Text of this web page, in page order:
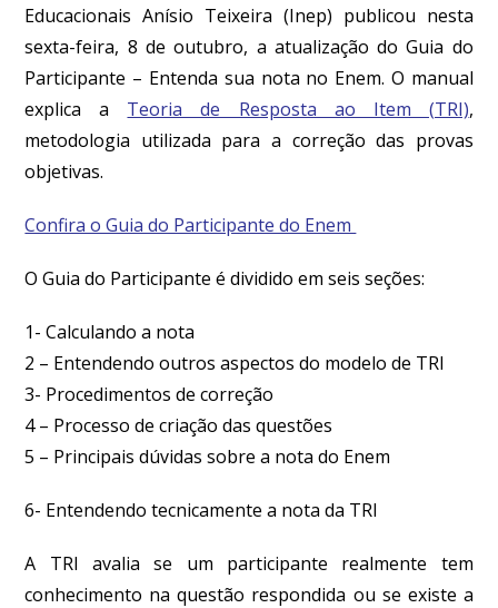
Educacionais Anísio Teixeira (Inep) publicou nesta
sexta-feira, 8 de outubro, a atualização do Guia do
Participante – Entenda sua nota no Enem. O manual
explica a Teoria de Resposta ao Item (TRI),
metodologia utilizada para a correção das provas
objetivas.
Confira o Guia do Participante do Enem
O Guia do Participante é dividido em seis seções:
1- Calculando a nota
2 – Entendendo outros aspectos do modelo de TRI
3- Procedimentos de correção
4 – Processo de criação das questões
5 – Principais dúvidas sobre a nota do Enem
6- Entendendo tecnicamente a nota da TRI
A TRI avalia se um participante realmente tem
conhecimento na questão respondida ou se existe a